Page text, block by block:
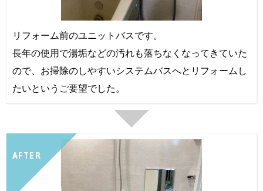
リフォーム前のユニットバスです。
長年の使用で湯垢などの汚れも落ちなくなってきていた
ので、お掃除のしやすいシステムバスへとリフォームし
たいというご要望でした。
AFTER